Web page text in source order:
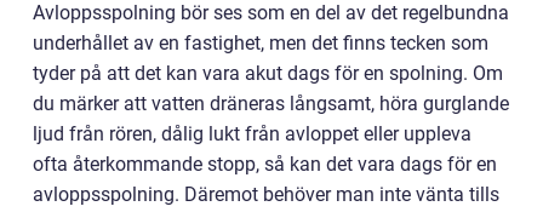
Avloppsspolning bör ses som en del av det regelbundna
underhållet av en fastighet, men det finns tecken som
tyder på att det kan vara akut dags för en spolning. Om
du märker att vatten dräneras långsamt, höra gurglande
ljud från rören, dålig lukt från avloppet eller uppleva
ofta återkommande stopp, så kan det vara dags för en
avloppsspolning. Däremot behöver man inte vänta tills